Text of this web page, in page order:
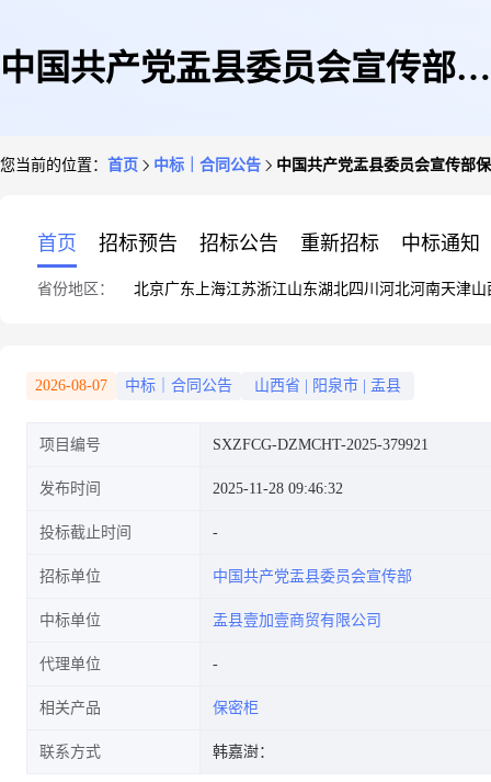
中国共产党盂县委员会宣传部保
您当前的位置： 首页 中标｜合同公告 中国共产党盂县委员会宣传部
首页 招标预告 招标公告 重新招标 中标通知
省份地区： 北京广东 上海江苏浙江山东湖北四川 河北河南天津山
2026-08-07 中标｜合同公告 山西省 阳泉市 盂县
项目编号 SXZFCG-DZMCHT-2025-379921
发布时间 2025-11-28 09:46:32
投标截止时间
招标单位 中国共产党盂县委员会宣传部
中标单位 盂县壹加壹商贸有限公司
代理单位
相关产品 保密柜
联系方式 韩嘉澍：